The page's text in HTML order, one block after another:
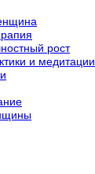
рост
и медитации